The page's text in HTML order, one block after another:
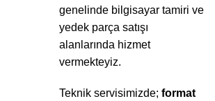
genelinde bilgisayar tamiri ve
yedek parça satışı
alanlarında hizmet
vermekteyiz.
Teknik servisimizde; format